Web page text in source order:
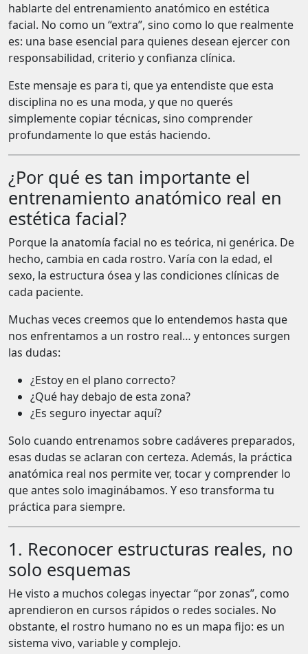
hablarte del entrenamiento anatómico en estética
facial. No como un “extra”, sino como lo que realmente
es: una base esencial para quienes desean ejercer con
responsabilidad, criterio y confianza clínica.
Este mensaje es para ti, que ya entendiste que esta
disciplina no es una moda, y que no querés
simplemente copiar técnicas, sino comprender
profundamente lo que estás haciendo.
¿Por qué es tan importante el
entrenamiento anatómico real en
estética facial?
Porque la anatomía facial no es teórica, ni genérica. De
hecho, cambia en cada rostro. Varía con la edad, el
sexo, la estructura ósea y las condiciones clínicas de
cada paciente.
Muchas veces creemos que lo entendemos hasta que
nos enfrentamos a un rostro real… y entonces surgen
las dudas:
¿Estoy en el plano correcto?
¿Qué hay debajo de esta zona?
¿Es seguro inyectar aquí?
Solo cuando entrenamos sobre cadáveres preparados,
esas dudas se aclaran con certeza. Además, la práctica
anatómica real nos permite ver, tocar y comprender lo
que antes solo imaginábamos. Y eso transforma tu
práctica para siempre.
1. Reconocer estructuras reales, no
solo esquemas
He visto a muchos colegas inyectar “por zonas”, como
aprendieron en cursos rápidos o redes sociales. No
obstante, el rostro humano no es un mapa fijo: es un
sistema vivo, variable y complejo.